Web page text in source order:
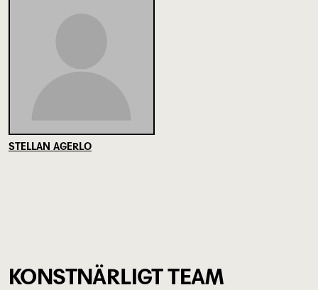
STELLAN AGERLO
KONSTNÄRLIGT TEAM